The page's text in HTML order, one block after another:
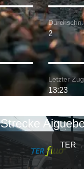
2
Letzter
13:23
TER